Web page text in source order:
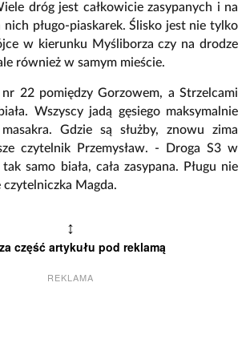
dróg jest całkowicie zasypanych i na
nich pługo-piaskarek. Ślisko jest nie tylko
w kierunku Myśliborza czy na drodze
również w samym mieście.
22 pomiędzy Gorzowem, a Strzelcami
Wszyscy jadą gęsiego maksymalnie
Gdzie są służby, znowu zima
czytelnik Przemysław. - Droga S3 w
samo biała, cała zasypana. Pługu nie
Magda.
↕
część artykułu pod reklamą
REKLAMA